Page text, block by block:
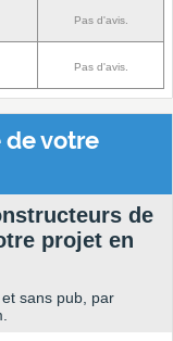
Pas d'avis.
Pas d'avis.
de votre
de
projet en
sans pub, par